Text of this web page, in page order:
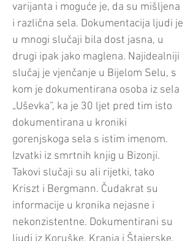
varijanta i moguće je, da su mišljena
i različna sela. Dokumentacija ljudi je
u mnogi slučaji bila dost jasna, u
drugi ipak jako maglena. Najidealniji
slučaj je vjenčanje u Bijelom Selu, s
kom je dokumentirana osoba iz sela
„Uševka”, ka je 30 ljet pred tim isto
dokumentirana u kroniki
gorenjskoga sela s istim imenom.
Izvatki iz smrtnih knjig u Bizonji.
Takovi slučaji su ali rijetki, tako
Kriszt i Bergmann. Čudakrat su
informacije u kronika nejasne i
nekonzistentne. Dokumentirani su